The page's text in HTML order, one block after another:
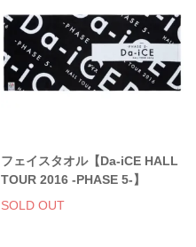
フェイスタオル【Da-iCE HALL
TOUR 2016 -PHASE 5-】
SOLD OUT